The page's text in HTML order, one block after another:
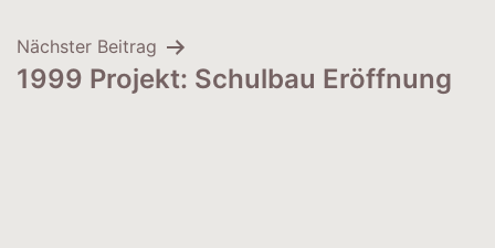
Nächster Beitrag
1999 Projekt: Schulbau Eröffnung